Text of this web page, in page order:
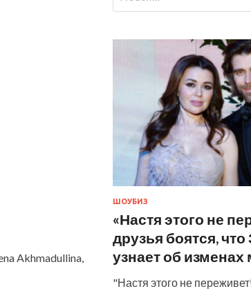
Akhmadullina,
ШОУБИЗ
«Настя этого не
друзья боятся,
узнает об изменах
"Настя этого не